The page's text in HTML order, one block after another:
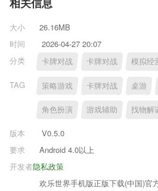
相关信息
大小
26.16MB
时间
2026-04-27 20:07
分类
卡牌对战 卡牌对战 模拟经
TAG 策略游戏 卡牌对战 桌游
角色扮演 游戏辅助 找物解
版本
V0.5.0
要求
Android 4.0以上
隐私政策
开发者
欢乐世界手机版正版下载(中国)官